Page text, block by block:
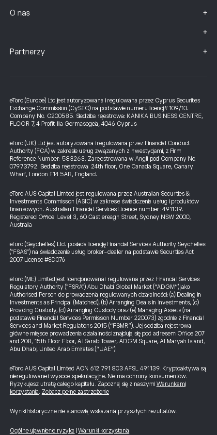
O nas +
+
Partnerzy +
eToro (Europe) Ltd jest autoryzowana i regulowana przez Cyprus Securities
Exchange Commission (CySEC) na podstawie numeru licencji# 109/10.
Company No. C200585. Siedziba rejestrowa: KANIKA BUSINESS CENTRE,
FLOOR 7, 4 Profiti Ilia Germasogeia, 4046 Cyprus
eToro (UK) Ltd jest autoryzowana i regulowana przez Financial Conduct
Authority (FCA) w zakresie usług związanych z inwestycjami, z Firm
Reference Number: 583263. Zarejestrowana w Anglii pod Company No.
07973792. Siedziba rejestrowa: 24th floor, One Canada Square, Canary
Wharf, London E14 5AB, England.
eToro AUS Capital Limited jest regulowana przez Australian Securities &
Investments Commission (ASIC) w zakresie świadczenia usług i produktów
finansowych. Australian Financial Services Licence number: 491139.
Registered Office: Level 3, 60 Castlereagh Street, Sydney NSW 2000,
Australia
eToro (Seychelles) Ltd. posiada licencję Financial Services Authority Seychelles
("FSAS") na świadczenie usług broker-dealer na podstawie Securities Act
2007 License #SD076
eToro (ME) Limited jest licencjonowana i regulowana przez Financial Services
Regulatory Authority ("FSRA") Abu Dhabi Global Market (“ADGM”) jako
Authorised Person do prowadzenia regulowanych działalności: (a) Dealing in
Investments as Principal (Matched), (b) Arranging Deals in Investments, (c)
Providing Custody, (d) Arranging Custody oraz (e) Managing Assets (na
podstawie Financial Services Permission Number 220073) zgodnie z Financial
Services and Market Regulations 2015 (“FSMR”). Jej siedziba rejestrowa i
główne miejsce prowadzenia działalności znajdują się pod adresem Office 207
and 208, 15th Floor Floor, Al Sarab Tower, ADGM Square, Al Maryah Island,
Abu Dhabi, United Arab Emirates (“UAE”).
eToro AUS Capital Limited ACN 612 791 803 AFSL 491139. Kryptoaktywa są
nieregulowane i wysoce spekulacyjne. Nie ma ochrony konsumentów.
Ryzykujesz utratę całego kapitału. Zapoznaj się z naszymi Warunkami
korzystania. Zobacz pełne zastrzeżenie
Wyniki historyczne nie stanowią wskazania przyszłych rezultatów.
Ogólne ujawnienie ryzyka Warunki korzystania